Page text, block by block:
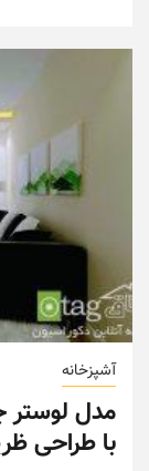
آشپزخانه
مدل لوستر
با طراحی